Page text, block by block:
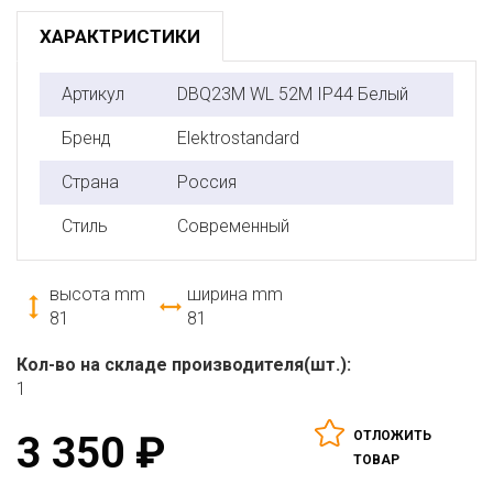
ХАРАКТРИСТИКИ
Артикул DBQ23M WL 52M IP44 Белый
Бренд Elektrostandard
Страна Россия
Стиль Современный
высота mm
81
ширина mm
81
Кол-во на складе производителя(шт.):
1
3 350 ₽
ОТЛОЖИТЬ
ТОВАР